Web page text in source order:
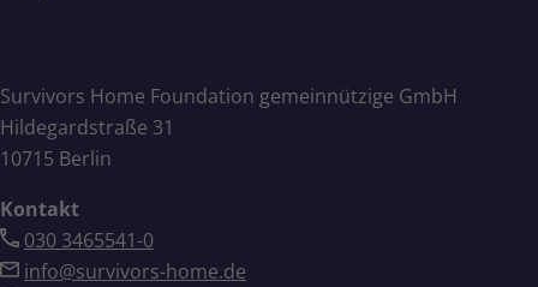
Survivors Home Foundation gemeinnützige GmbH
Hildegardstraße 31
10715 Berlin
Kontakt
030 3465541-0
info@survivors-home.de